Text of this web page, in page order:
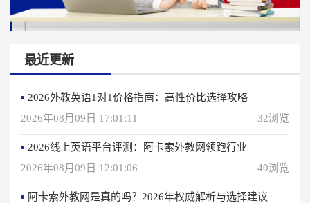
最近更新
2026外教英语1对1价格指南：高性价比选择攻略
2026年08月09日 17:01:11
32浏览
2026线上英语平台评测：阿卡索外教网领跑行业
2026年08月09日 12:01:06
40浏览
阿卡索外教网是真的吗？2026年权威解析与选择建议